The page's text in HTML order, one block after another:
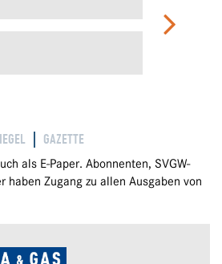
GAZETTE
als E-Paper. Abonnenten, SVGW-
haben Zugang zu allen Ausgaben von